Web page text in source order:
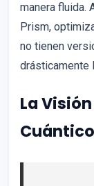
manera fluida.
Prism,
no tienen
drásticamente
La
Cuántico